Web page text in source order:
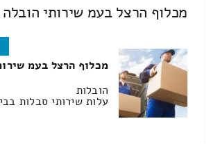
מכלוף הרצל בעמ שירותי הובלה
מכלוף הרצל בעמ
הובלות
עלות שירותי סבלות